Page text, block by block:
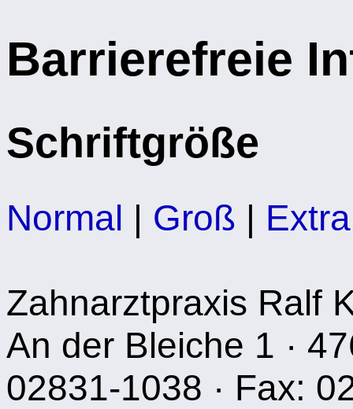
Barrierefreie
Schriftgröße
Normal | Groß |
Zahnarztpraxis Ralf
An der Bleiche 1 ·
02831-1038 · Fax: